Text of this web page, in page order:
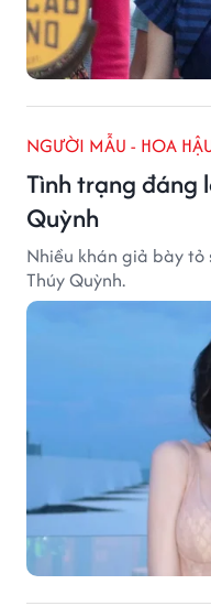
NGƯỜI MẪU - HOA
Tình trạng đáng
Quỳnh
Nhiều khán giả bày tỏ
Thúy Quỳnh.